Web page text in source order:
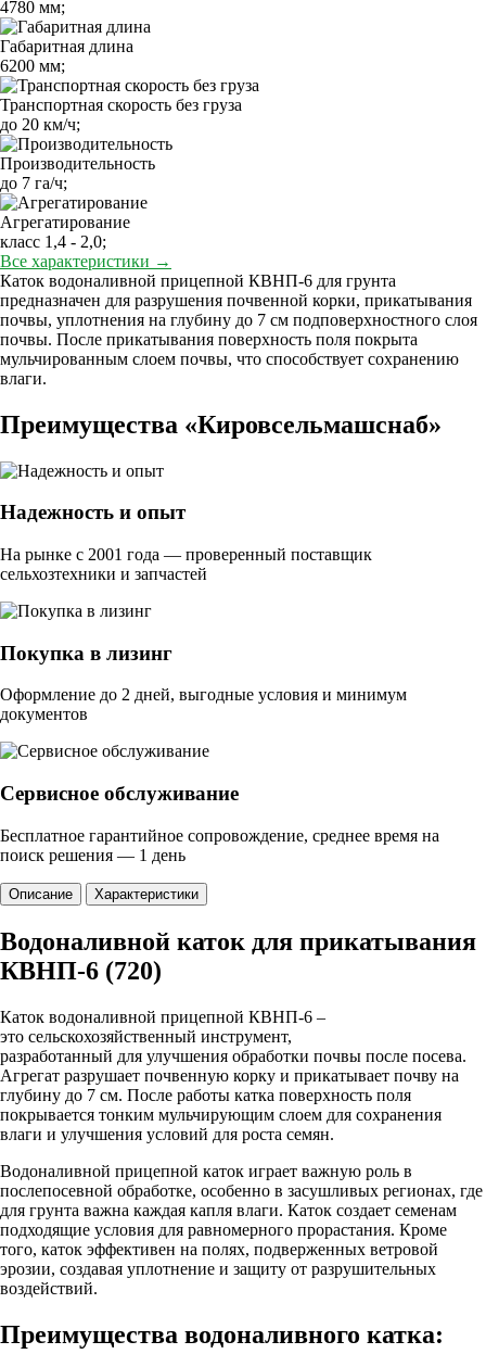
4780 мм;
Габаритная длина
6200 мм;
Транспортная скорость без груза
до 20 км/ч;
Производительность
до 7 га/ч;
Агрегатирование
класс 1,4 - 2,0;
Все характеристики →
Каток водоналивной прицепной КВНП-6 для грунта
предназначен для разрушения почвенной корки, прикатывания
почвы, уплотнения на глубину до 7 см подповерхностного слоя
почвы. После прикатывания поверхность поля покрыта
мульчированным слоем почвы, что способствует сохранению
влаги.
Преимущества «Кировсельмашснаб»
Надежность и опыт
На рынке с 2001 года — проверенный поставщик
сельхозтехники и запчастей
Покупка в лизинг
Оформление до 2 дней, выгодные условия и минимум
документов
Сервисное обслуживание
Бесплатное гарантийное сопровождение, среднее время на
поиск решения — 1 день
Описание Характеристики
Водоналивной каток для прикатывания
КВНП-6 (720)
Каток водоналивной прицепной КВНП-6 –
это сельскохозяйственный инструмент,
разработанный для улучшения обработки почвы после посева.
Агрегат разрушает почвенную корку и прикатывает почву на
глубину до 7 см. После работы катка поверхность поля
покрывается тонким мульчирующим слоем для сохранения
влаги и улучшения условий для роста семян.
Водоналивной прицепной каток играет важную роль в
послепосевной обработке, особенно в засушливых регионах, где
для грунта важна каждая капля влаги. Каток создает семенам
подходящие условия для равномерного прорастания. Кроме
того, каток эффективен на полях, подверженных ветровой
эрозии, создавая уплотнение и защиту от разрушительных
воздействий.
Преимущества водоналивного катка: